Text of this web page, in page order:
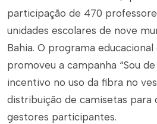
participação de 470
unidades escolares de nove
Bahia. O programa
promoveu a campanha “Sou
incentivo no uso da fibra no
distribuição de camisetas para
gestores participantes.